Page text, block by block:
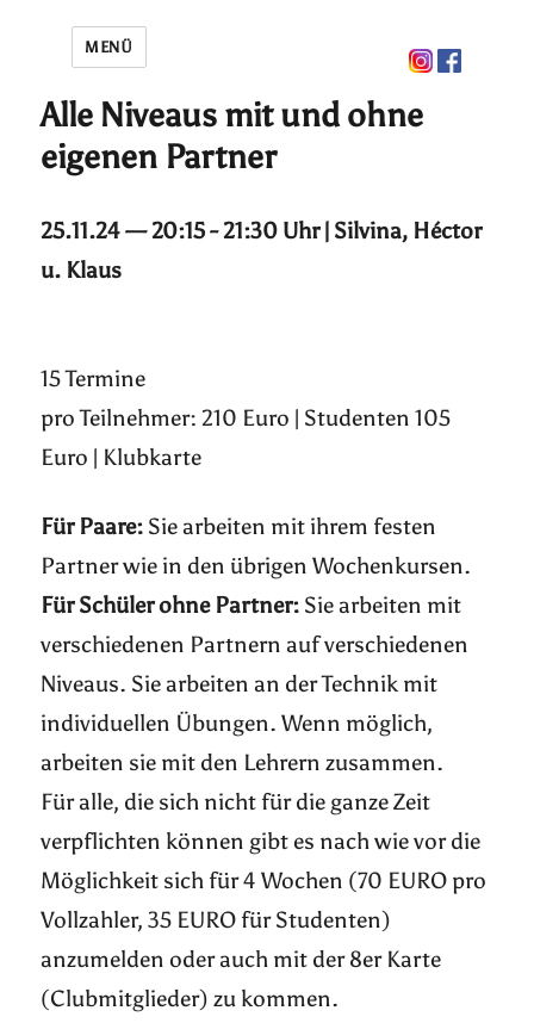
MENÜ
Alle Niveaus mit und ohne
eigenen Partner
25.11.24 — 20:15 - 21:30 Uhr | Silvina, Héctor
u. Klaus
15 Termine
pro Teilnehmer: 210 Euro | Studenten 105
Euro | Klubkarte
Für Paare: Sie arbeiten mit ihrem festen
Partner wie in den übrigen Wochenkursen.
Für Schüler ohne Partner: Sie arbeiten mit
verschiedenen Partnern auf verschiedenen
Niveaus. Sie arbeiten an der Technik mit
individuellen Übungen. Wenn möglich,
arbeiten sie mit den Lehrern zusammen.
Für alle, die sich nicht für die ganze Zeit
verpflichten können gibt es nach wie vor die
Möglichkeit sich für 4 Wochen (70 EURO pro
Vollzahler, 35 EURO für Studenten)
anzumelden oder auch mit der 8er Karte
(Clubmitglieder) zu kommen.